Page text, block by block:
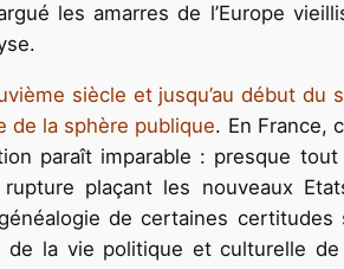
les amarres de l’Europe
siècle et jusqu’au début du
de la sphère publique. En France,
paraît imparable : presque
plaçant les nouveaux
de certaines
la vie politique et culturelle